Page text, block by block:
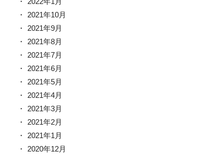
2021年10月
2021年9月
2021年8月
2021年7月
2021年6月
2021年5月
2021年4月
2021年3月
2021年2月
2021年1月
2020年12月